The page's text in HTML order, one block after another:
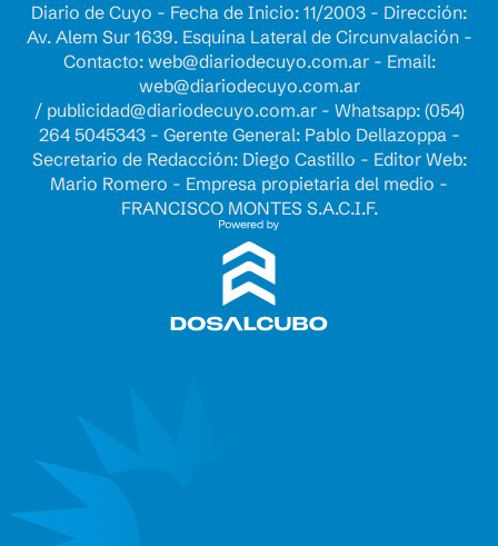
Diario de Cuyo - Fecha de Inicio: 11/2003 - Dirección:
Av. Alem Sur 1639. Esquina Lateral de Circunvalación -
Contacto: web@diariodecuyo.com.ar- Email:
web@diariodecuyo.com.ar
/ publicidad@diariodecuyo.com.ar- Whatsapp: (054)
264 5045343 - Gerente General: Pablo Dellazoppa -
Secretario de Redacción: Diego Castillo - Editor Web:
Mario Romero - Empresa propietaria del medio -
FRANCISCO MONTES S.A.C.I.F.